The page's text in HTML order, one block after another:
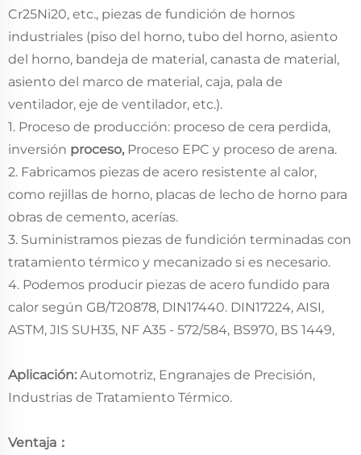
Cr25Ni20, etc., piezas de fundición de hornos
industriales (piso del horno, tubo del horno, asiento
del horno, bandeja de material, canasta de material,
asiento del marco de material, caja, pala de
ventilador, eje de ventilador, etc.).
1. Proceso de producción: proceso de cera perdida,
inversión proceso, Proceso EPC y proceso de arena.
2. Fabricamos piezas de acero resistente al calor,
como rejillas de horno, placas de lecho de horno para
obras de cemento, acerías.
3. Suministramos piezas de fundición terminadas con
tratamiento térmico y mecanizado si es necesario.
4. Podemos producir piezas de acero fundido para
calor según GB/T20878, DIN17440. DIN17224, AISI,
ASTM, JIS SUH35, NF A35 - 572/584, BS970, BS 1449,
Aplicación: Automotriz, Engranajes de Precisión,
Industrias de Tratamiento Térmico.
Ventaja：